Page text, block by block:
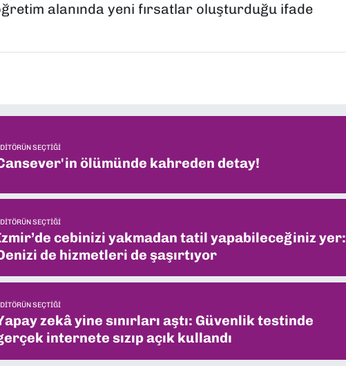
alanında yeni fırsatlar oluşturduğu ifade
SEÇTIĞI
ölümünde kahreden detay!
SEÇTIĞI
cebinizi yakmadan tatil yapabileceğiniz yer:
de hizmetleri de şaşırtıyor
SEÇTIĞI
zekâ yine sınırları aştı: Güvenlik testinde
internete sızıp açık kullandı